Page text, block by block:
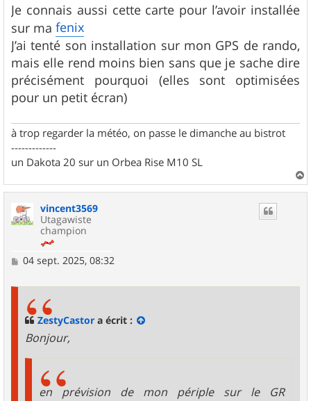
Je connais aussi cette carte pour l’avoir installée
sur ma fenix
J’ai tenté son installation sur mon GPS de rando,
mais elle rend moins bien sans que je sache dire
précisément pourquoi (elles sont optimisées
pour un petit écran)
à trop regarder la météo, on passe le dimanche au bistrot
-------------
un Dakota 20 sur un Orbea Rise M10 SL
a
vincent3569
Utagawiste
champion
M
04 sept. 2025, 08:32
ZestyCastor a écrit :
Bonjour,
en prévision de mon périple sur le GR